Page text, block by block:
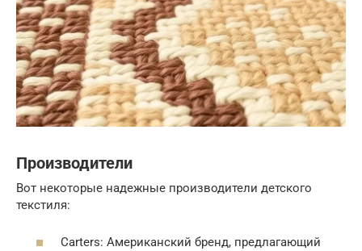
Производители
Вот некоторые надежные производители детского
текстиля:
Carters: Американский бренд, предлагающий